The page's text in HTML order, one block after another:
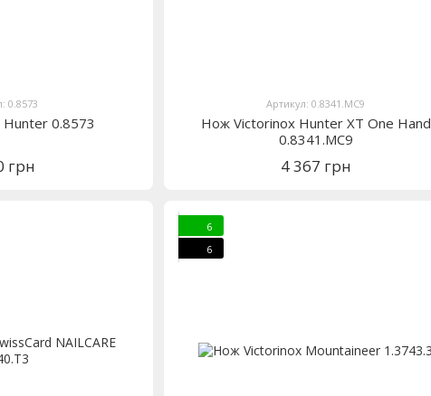
0.8573
0.8573
грн
Артикул: 0.8341.MC9
Нож Victorinox Hunter XT One Hand
0.8341.MC9
4 367 грн
6
6